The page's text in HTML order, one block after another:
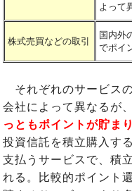
よって
株式売買などの取引
国内外
でポイ
それぞれのサービス
会社によって異なるが
っともポイントが貯ま
投資信託を積立購入す
支払うサービスで、積
れる。比較的ポイント